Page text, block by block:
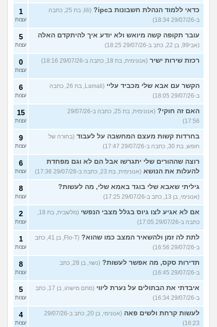
כדאי ללמוד הנהלת חשבונות בipc?
(lili, בת 25, כתבה
ב-29/07/26 18:34)
1
עצות
עובר תקופה קשה מיואש ולא יודע איך להיתקדם האלה
(אבי99, בן 22, כתב ב-29/07/26 18:25)
5
עצות
רכזת שירות ישיר (אנונימית, בת 18, כתבה ב-29/07/26 18:16) 0
עצות
הקשר עם אבא שלי מכביד עליי
(Lamali, בת 26, כתבה
ב-29/07/26 18:05)
6
עצות
האם זה חוקי?
(אנונימית, בת 25, כתבה ב-29/07/26
17:56)
15
עצות
בחרדות קשות מעצם המחשבה על לעבוד (בחורה של
חופש, בת 30, כתבה ב-29/07/26 17:47)
9
עצות
רוצה שההורים שלי יתגרשו אבל הם לא וגם מפחדת
להעלות את הנושא (אנונימית, בת 23, כתבה ב-29/07/26 17:36)
6
עצות
גיליתי שאבא שלי בוגד באמא שלי, מה לעשות?
(אנונימי, בן 13, כתב ב-29/07/26 17:25)
8
עצות
אם לא אגיע לצו גיוס בגלל מצבי הנפשי
(מלשבית, בת 18,
כתבה ב-29/07/26 17:05)
2
עצות
לתת לה זמן ולהשאיר המצב כמו שהוא?
(Flo-T, בן 41, כתב
ב-29/07/26 16:56)
1
עצות
תדירות סקס, מה אפשר לעשות?
(נשוי, בן 28, כתב
ב-29/07/26 16:45)
8
עצות
איבדתי את הבתולים על נערת ליווי
(סתם מישהו, בן 17, כתב
ב-29/07/26 16:34)
5
עצות
לעשות קרחת ולשים פאה
(אנונימי, בן 20, כתב ב-29/07/26
16:23)
4
עצות